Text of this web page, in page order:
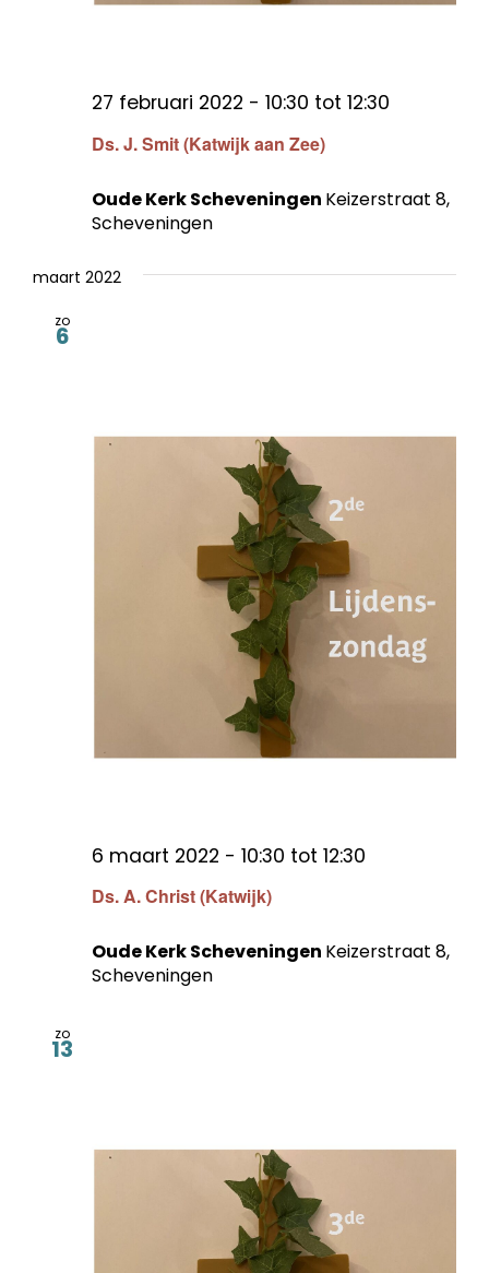
Ds. J. Smit (Katwijk aan Zee)
27 februari 2022 - 10:30 tot 12:30
Oude Kerk Scheveningen Keizerstraat 8,
Scheveningen
maart 2022
zo
6
Ds. A. Christ (Katwijk)
6 maart 2022 - 10:30 tot 12:30
Oude Kerk Scheveningen Keizerstraat 8,
Scheveningen
zo
13